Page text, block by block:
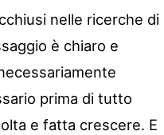
nelle ricerche di
è chiaro e
prima di tutto
e fatta crescere. E